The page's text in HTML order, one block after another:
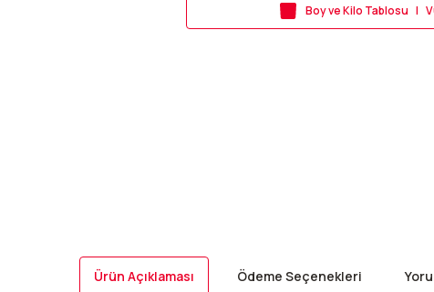
Boy ve Kilo Tablosu |
Ürün Açıklaması Ödeme Seçenekleri